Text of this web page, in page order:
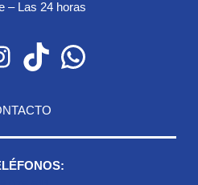
– Las 24 horas
TikTok WhatsApp